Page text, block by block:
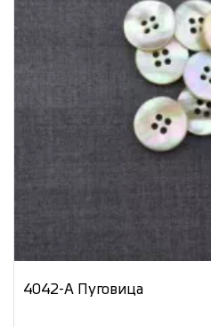
4042-А Пуговица